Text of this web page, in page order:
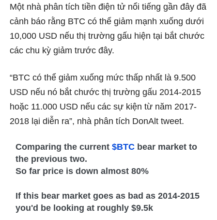
Một nhà phân tích tiền điện tử nổi tiếng gần đây đã
cảnh báo rằng BTC có thể giảm mạnh xuống dưới
10,000 USD nếu thị trường gấu hiện tại bắt chước
các chu kỳ giảm trước đây.
“BTC có thể giảm xuống mức thấp nhất là 9.500
USD nếu nó bắt chước thị trường gấu 2014-2015
hoặc 11.000 USD nếu các sự kiện từ năm 2017-
2018 lại diễn ra”, nhà phân tích DonAlt tweet.
Comparing the current$BTC bear market to
the previous two.
So far price is down almost 80%
If this bear market goes as bad as 2014-2015
you'd be looking at roughly $9.5k